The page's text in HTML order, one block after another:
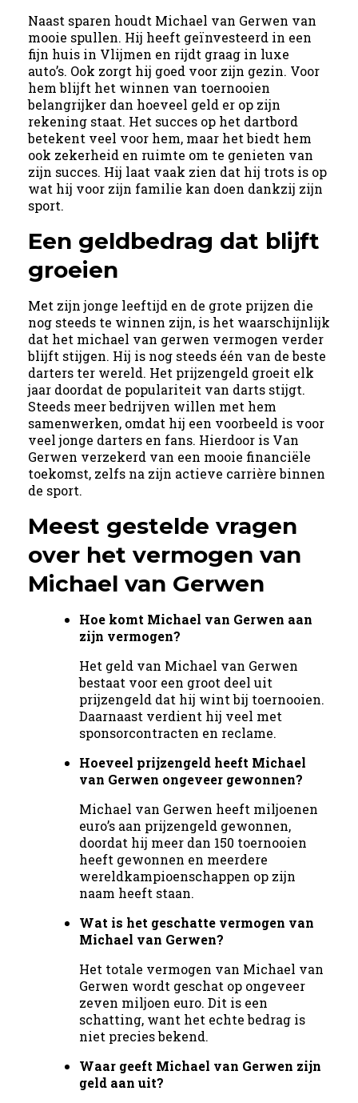
Naast sparen houdt Michael van Gerwen van
mooie spullen. Hij heeft geïnvesteerd in een
fijn huis in Vlijmen en rijdt graag in luxe
auto’s. Ook zorgt hij goed voor zijn gezin. Voor
hem blijft het winnen van toernooien
belangrijker dan hoeveel geld er op zijn
rekening staat. Het succes op het dartbord
betekent veel voor hem, maar het biedt hem
ook zekerheid en ruimte om te genieten van
zijn succes. Hij laat vaak zien dat hij trots is op
wat hij voor zijn familie kan doen dankzij zijn
sport.
Een geldbedrag dat blijft
groeien
Met zijn jonge leeftijd en de grote prijzen die
nog steeds te winnen zijn, is het waarschijnlijk
dat het michael van gerwen vermogen verder
blijft stijgen. Hij is nog steeds één van de beste
darters ter wereld. Het prijzengeld groeit elk
jaar doordat de populariteit van darts stijgt.
Steeds meer bedrijven willen met hem
samenwerken, omdat hij een voorbeeld is voor
veel jonge darters en fans. Hierdoor is Van
Gerwen verzekerd van een mooie financiële
toekomst, zelfs na zijn actieve carrière binnen
de sport.
Meest gestelde vragen
over het vermogen van
Michael van Gerwen
Hoe komt Michael van Gerwen aan
zijn vermogen?
Het geld van Michael van Gerwen
bestaat voor een groot deel uit
prijzengeld dat hij wint bij toernooien.
Daarnaast verdient hij veel met
sponsorcontracten en reclame.
Hoeveel prijzengeld heeft Michael
van Gerwen ongeveer gewonnen?
Michael van Gerwen heeft miljoenen
euro’s aan prijzengeld gewonnen,
doordat hij meer dan 150 toernooien
heeft gewonnen en meerdere
wereldkampioenschappen op zijn
naam heeft staan.
Wat is het geschatte vermogen van
Michael van Gerwen?
Het totale vermogen van Michael van
Gerwen wordt geschat op ongeveer
zeven miljoen euro. Dit is een
schatting, want het echte bedrag is
niet precies bekend.
Waar geeft Michael van Gerwen zijn
geld aan uit?